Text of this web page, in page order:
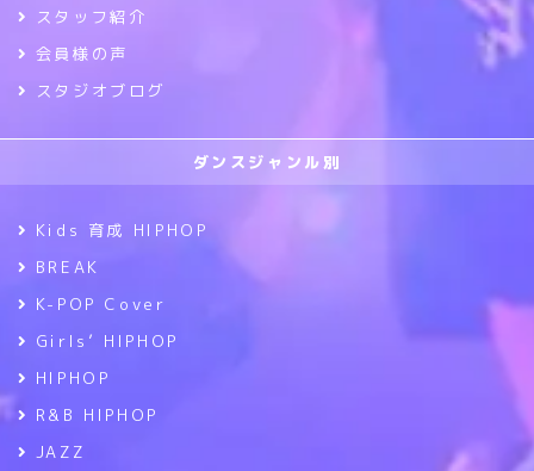
スタッフ紹介
会員様の声
スタジオブログ
ダンスジャンル別
Kids 育成 HIPHOP
BREAK
K-POP Cover
Girls’ HIPHOP
HIPHOP
R&B HIPHOP
JAZZ